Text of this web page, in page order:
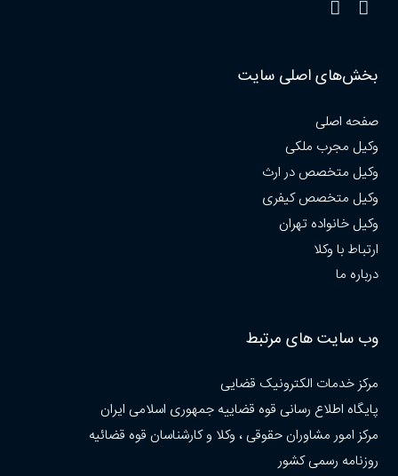
بخش‌های اصلی سایت
صفحه اصلی
وکیل مجرب ملکی
وکیل متخصص در ارث
وکیل متخصص کیفری
وکیل خانواده تهران
ارتباط با وکلا
درباره ما
وب سایت های مرتبط
مرکز خدمات الکترونیک قضایی
پایگاه اطلاع رسانی قوه قضاییه جمهوری اسلامی ایران
مرکز امور مشاوران حقوقی ، وکلا و کارشناسان قوه قضائیه
روزنامه رسمی کشور